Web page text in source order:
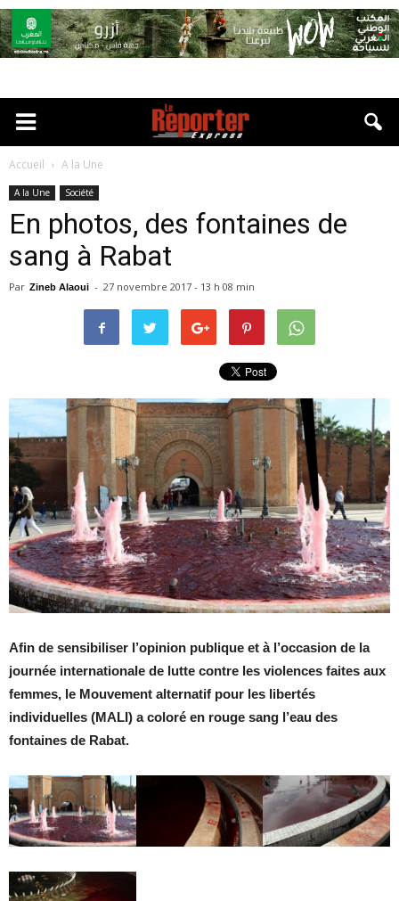
Accueil A la Une
A la Une Société
En photos, des fontaines de
sang à Rabat
Par Zineb Alaoui - 27 novembre 2017 - 13 h 08 min
Afin de sensibiliser l’opinion publique et à l’occasion de la
journée internationale de lutte contre les violences faites aux
femmes, le Mouvement alternatif pour les libertés
individuelles (MALI) a coloré en rouge sang l’eau des
fontaines de Rabat.